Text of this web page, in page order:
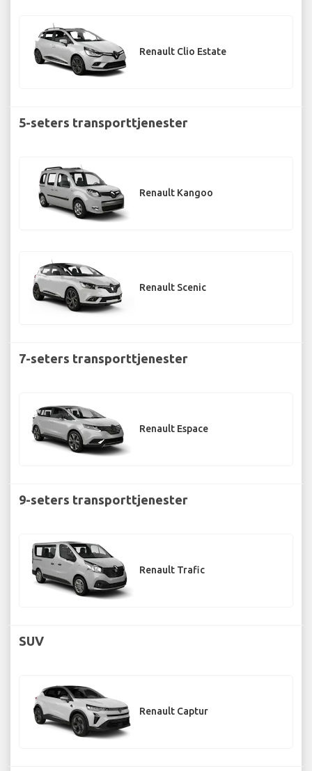
Renault Clio Estate
5-seters transporttjenester
Renault Kangoo
Renault Scenic
7-seters transporttjenester
Renault Espace
9-seters transporttjenester
Renault Trafic
SUV
Renault Captur